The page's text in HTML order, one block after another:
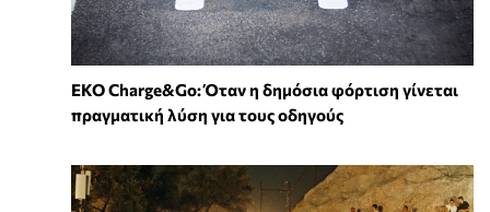
EKO Charge&Go: Όταν η δημόσια φόρτιση γίνεται
πραγματική λύση για τους οδηγούς